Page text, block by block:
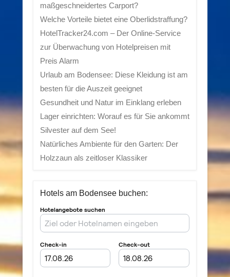
maßgeschneidertes Carport?
Welche Vorteile bietet eine Oberlidstraffung?
HotelTracker24.com – Der Online-Service
zur Überwachung von Hotelpreisen mit
Preis Alarm
Urlaub am Bodensee: Diese Kleidung ist am
besten für die Auszeit geeignet
Gesundheit und Natur im Einklang erleben
Lager einrichten: Worauf es für Sie ankommt
Silvester auf dem See!
Natürliches Ambiente für den Garten: Der
Holzzaun als zeitloser Klassiker
Hotels am Bodensee buchen: